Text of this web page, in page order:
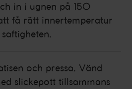
in i ugnen på 150
få rätt innertemperatur
och pressa. Vänd
slickepott tillsammans